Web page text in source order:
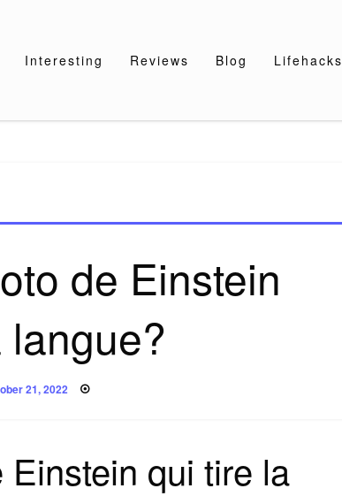
Interesting Reviews Blog Lifehacks
de Einstein
21, 2022
qui tire la